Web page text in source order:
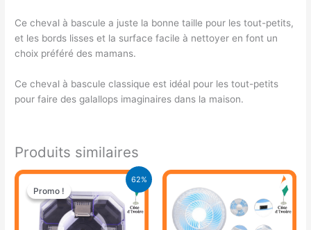
Ce cheval à bascule a juste la bonne taille pour les tout-petits,
et les bords lisses et la surface facile à nettoyer en font un
choix préféré des mamans.
Ce cheval à bascule classique est idéal pour les tout-petits
pour faire des galallops imaginaires dans la maison.
Produits similaires
62%
Promo !
Promo !
Le
prix
initial
était :
13.000 CFA.
Le
actuel
est :
5.000 CFA.